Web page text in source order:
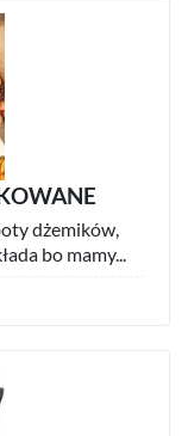
dżemików,
bo mamy...